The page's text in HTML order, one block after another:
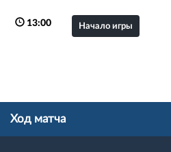
13:00 Начало игры
Ход матча